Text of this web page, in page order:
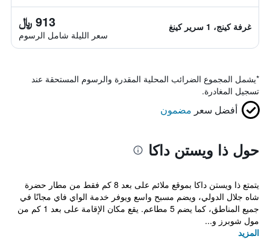
غرفة كينج، 1 سرير كينغ 913 ﷼
سعر الليلة شامل الرسوم
*يشمل المجموع الضرائب المحلية المقدرة والرسوم المستحقة عند
تسجيل المغادرة.
أفضل سعر مضمون
حول ذا ويستن داكا
يتمتع ذا ويستن داكا بموقع ملائم على بعد 8 كم فقط من مطار حضرة
شاه جلال الدولي، ويضم مسبح واسع ويوفر خدمة الواي فاي مجانًا في
جميع المناطق، كما يضم 5 مطاعم. يقع مكان الإقامة على بعد 1 كم من
مول شوبرز و...
المزيد